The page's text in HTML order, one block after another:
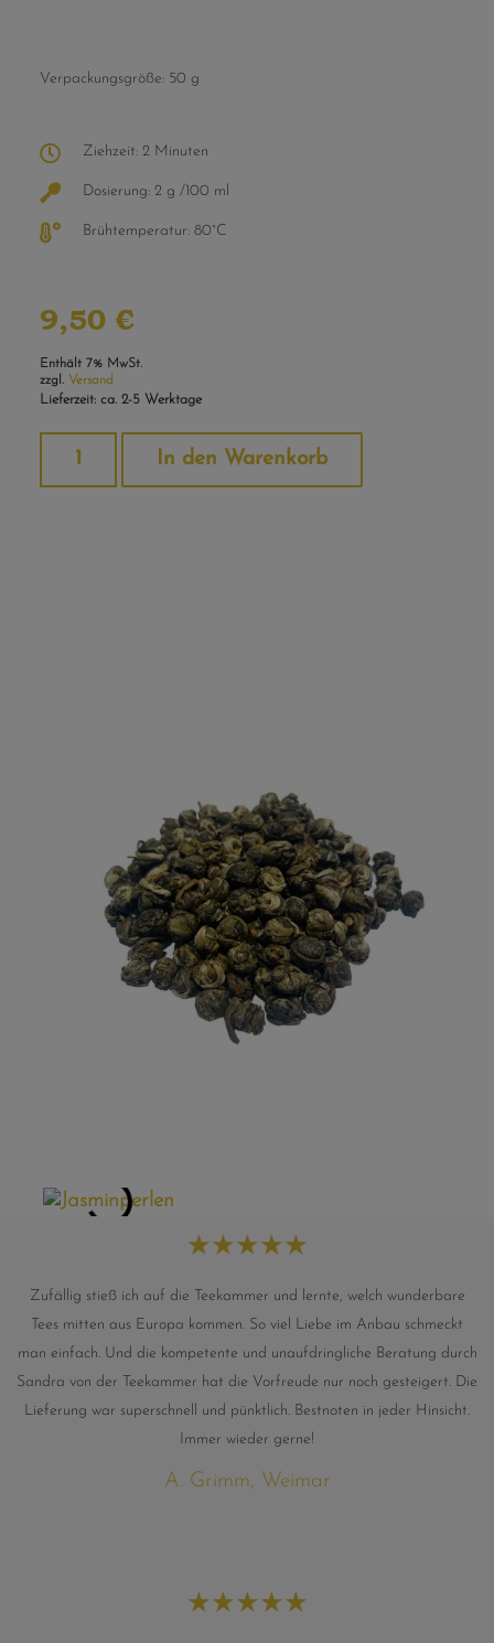
Verpackungsgröße: 50 g
Ziehzeit: 2 Minuten
Dosierung: 2 g /100 ml
Brühtemperatur: 80°C
9,50 €
Enthält 7% MwSt.
zzgl. Versand
Lieferzeit: ca. 2-5 Werktage
In den Warenkorb
★★★★★
Zufällig stieß ich auf die Teekammer und lernte, welch wunderbare
Tees mitten aus Europa kommen. So viel Liebe im Anbau schmeckt
man einfach. Und die kompetente und unaufdringliche Beratung durch
Sandra von der Teekammer hat die Vorfreude nur noch gesteigert. Die
Lieferung war superschnell und pünktlich. Bestnoten in jeder Hinsicht.
Immer wieder gerne!
A. Grimm, Weimar
★★★★★